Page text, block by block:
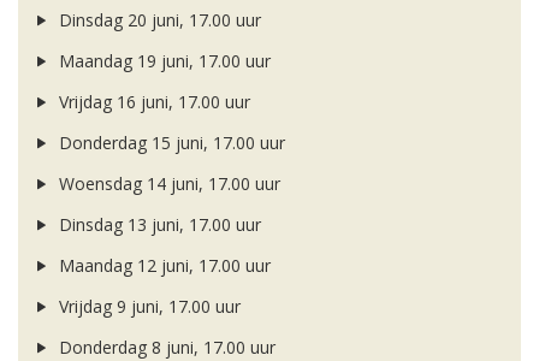
Dinsdag 20 juni, 17.00 uur
Maandag 19 juni, 17.00 uur
Vrijdag 16 juni, 17.00 uur
Donderdag 15 juni, 17.00 uur
Woensdag 14 juni, 17.00 uur
Dinsdag 13 juni, 17.00 uur
Maandag 12 juni, 17.00 uur
Vrijdag 9 juni, 17.00 uur
Donderdag 8 juni, 17.00 uur